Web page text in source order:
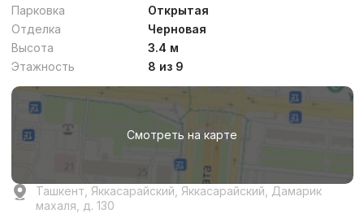
Парковка
Открытая
Отделка
Черновая
Высота
3.4 м
Этажность
8 из 9
Смотреть на карте
Ташкент, Яккасарайский, Яккасарайский, Дамарик
махаля, д. 130